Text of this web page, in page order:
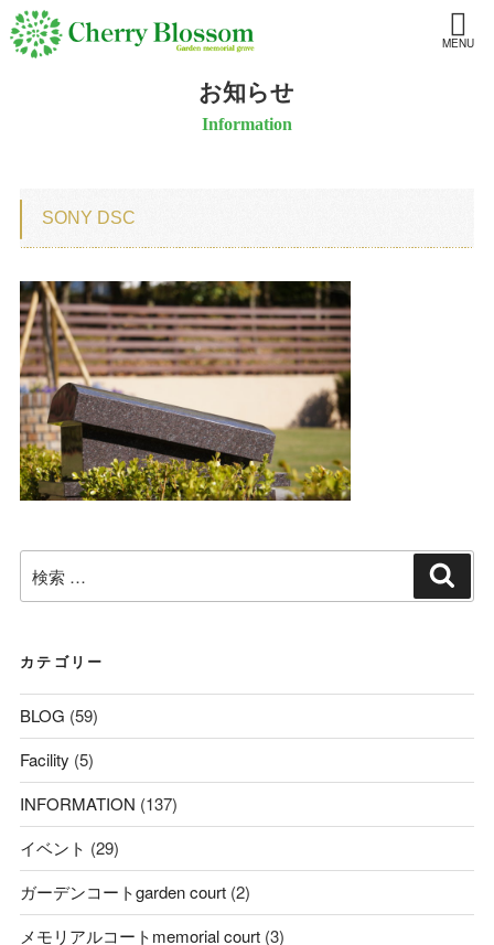
MENU
お知らせ
Information
SONY DSC
検
索:
カテゴリー
BLOG (59)
Facility (5)
INFORMATION (137)
イベント (29)
ガーデンコートgarden court(2)
メモリアルコートmemorial court(3)